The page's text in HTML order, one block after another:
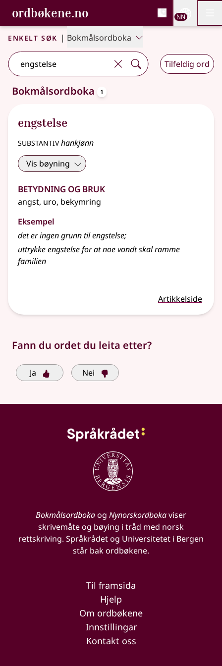
Gå til hovudinnhald
Tilgjenge
ordbøkene.no, Bokmålsordboka og
Bokmålsordboka og Nynorskordboka
NN
Enkelt søk | Bokmålsordboka
Tilfeldig ord
Eitt treff.Ytterlegare søkjeforslag tilgjengelege
Bokmålsordboka 1
engstelse
substantivhankjønn
Vis bøyning
Betydning og bruk
angst, uro, bekymring
Eksempel
det er ingen grunn tilengstelse;
uttrykkeengstelsefor at noe vondt skal ramme
familien
Artikkelside
Fann du ordet du leita etter?
Ja Nei
Bokmålsordbokaog Nynorskordbokaviser
skrivemåte og bøying i tråd med norsk
rettskriving. Språkrådet og Universitetet i Bergen
står bak ordbøkene.
Til framsida
Hjelp
Om ordbøkene
Innstillingar
Kontakt oss